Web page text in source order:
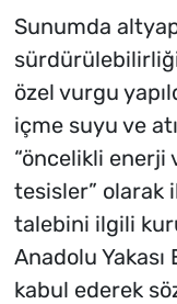
Sunumda
özel vurgu
içme suyu ve
“öncelikli
tesisler” olarak
talebini ilgili
Anadolu Yakası
kabul ederek